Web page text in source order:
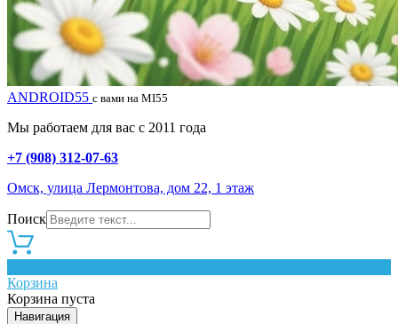
ANDROID55 с вами на MI55
Мы работаем для вас с 2011 года
+7 (908) 312-07-63
Омск, улица Лермонтова, дом 22, 1 этаж
Поиск
Корзина
Корзина пуста
Навигация